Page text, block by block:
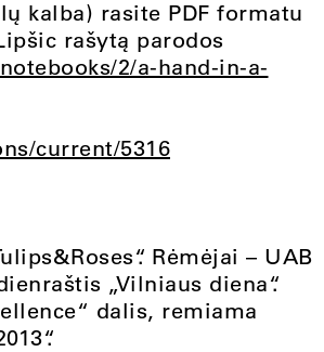
kalba) rasite PDF formatu
rašytą parodos
2/a-hand-in-a-
current/5316
Rėmėjai – UAB
„Vilniaus diena“.
dalis, remiama